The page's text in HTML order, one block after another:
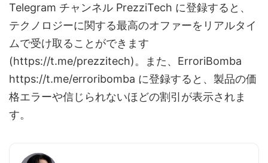
Telegram チャンネル PrezziTech に登録すると、
テクノロジーに関する最高のオファーをリアルタイ
ムで受け取ることができます
(https://t.me/prezzitech)。また、ErroriBomba
https://t.me/erroribomba に登録すると、製品の価
格エラーや信じられないほどの割引が表示されま
す。